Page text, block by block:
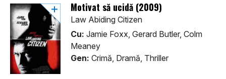
Motivat să ucidă (2009)
Law Abiding Citizen
Cu: Jamie Foxx, Gerard Butler, Colm
Meaney
Gen: Crimă, Dramă, Thriller